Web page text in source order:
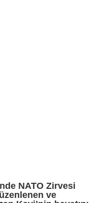
NATO Zirvesi
ve